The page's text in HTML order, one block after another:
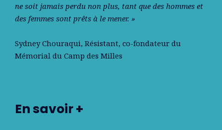
ne soit jamais perdu non plus, tant que des hommes et
des femmes sont prêts à le mener. »
Sydney Chouraqui, Résistant, co-fondateur du
Mémorial du Camp des Milles
En savoir +